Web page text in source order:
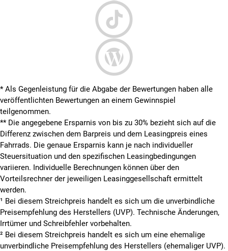
* Als Gegenleistung für die Abgabe der Bewertungen haben alle
veröffentlichten Bewertungen an einem Gewinnspiel
teilgenommen.
** Die angegebene Ersparnis von bis zu 30% bezieht sich auf die
Differenz zwischen dem Barpreis und dem Leasingpreis eines
Fahrrads. Die genaue Ersparnis kann je nach individueller
Steuersituation und den spezifischen Leasingbedingungen
variieren. Individuelle Berechnungen können über den
Vorteilsrechner der jeweiligen Leasinggesellschaft ermittelt
werden.
¹ Bei diesem Streichpreis handelt es sich um die unverbindliche
Preisempfehlung des Herstellers (UVP). Technische Änderungen,
Irrtümer und Schreibfehler vorbehalten.
² Bei diesem Streichpreis handelt es sich um eine ehemalige
unverbindliche Preisempfehlung des Herstellers (ehemaliger UVP).